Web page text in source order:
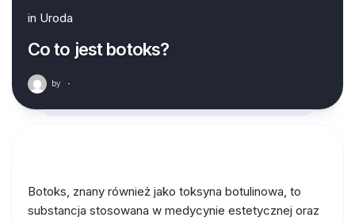
in Uroda
Co to jest botoks?
by ·
Botoks, znany również jako toksyna botulinowa, to
substancja stosowana w medycynie estetycznej oraz